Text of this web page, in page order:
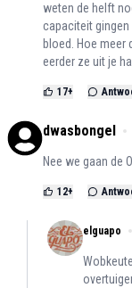
weten de helft
capaciteit gingen
bloed. Hoe meer
eerder ze uit je
17+
dwasbongel
Nee we gaan de
12+
elguapo